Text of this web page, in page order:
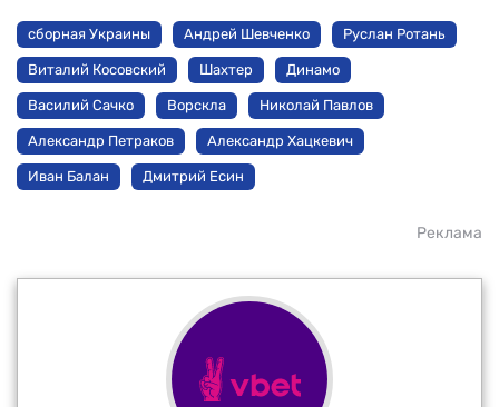
сборная Украины Андрей Шевченко Руслан Ротань
Виталий Косовский Шахтер Динамо
Василий Сачко Ворскла Николай Павлов
Александр Петраков Александр Хацкевич
Иван Балан Дмитрий Есин
Реклама